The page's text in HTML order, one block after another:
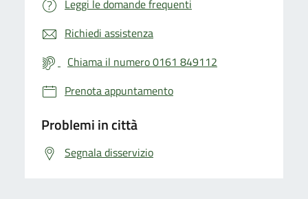
Leggi le domande frequenti
Richiedi assistenza
Chiama il numero 0161 849112
Prenota appuntamento
Problemi in città
Segnala disservizio